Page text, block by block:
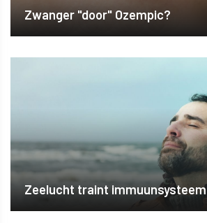
Zwanger "door" Ozempic?
Zeelucht traint immuunsysteem